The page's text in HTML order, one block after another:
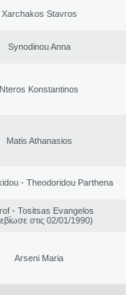
Xarchakos Stavros
Synodinou Anna
Nteros Konstantinos
Matis Athanasios
- Theodoridou Parthena
- Tositsas Evangelos
στις 02/01/1990)
Arseni Maria